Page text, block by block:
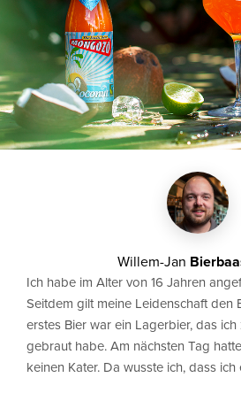
Willem-Jan
Ich habe im Alter von 16 Jahren
Seitdem gilt meine Leidenschaft den
erstes Bier war ein Lagerbier, das
gebraut habe. Am nächsten Tag
keinen Kater. Da wusste ich, dass